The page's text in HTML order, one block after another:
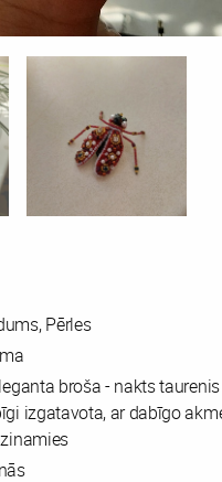
Pērles
broša - nakts
izgatavota, ar dabīgo